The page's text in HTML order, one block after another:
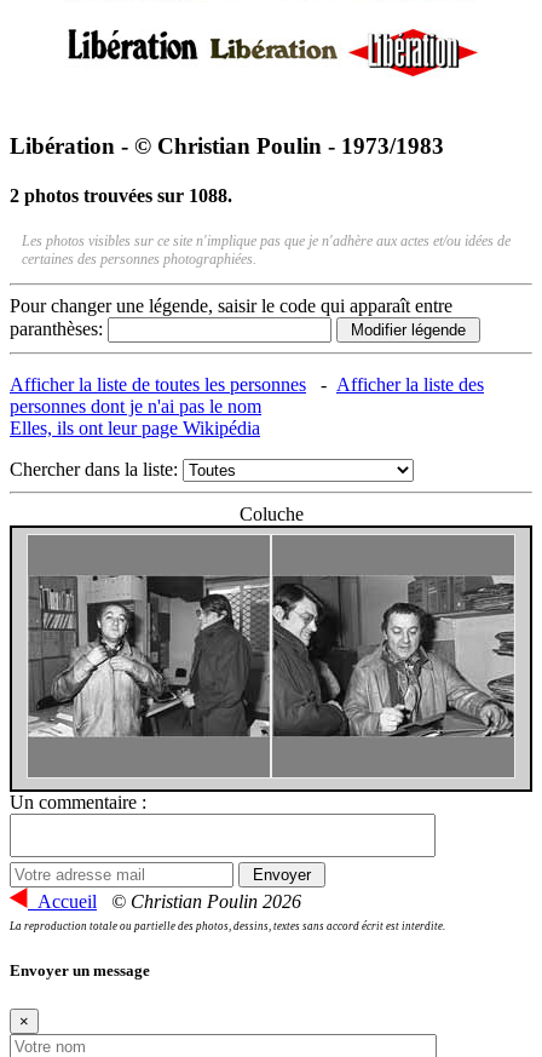
Libération - © Christian Poulin - 1973/1983
2 photos trouvées sur 1088.
Les photos visibles sur ce site n'implique pas que je n'adhère aux actes et/ou idées de
certaines des personnes photographiées.
Pour changer une légende, saisir le code qui apparaît entre
paranthèses:
Afficher la liste de toutes les personnes - Afficher la liste des
personnes dont je n'ai pas le nom
Elles, ils ont leur page Wikipédia
Chercher dans la liste:
Coluche
Un commentaire :
Accueil © Christian Poulin 2026
La reproduction totale ou partielle des photos, dessins, textes sans accord écrit est interdite.
Envoyer un message
×